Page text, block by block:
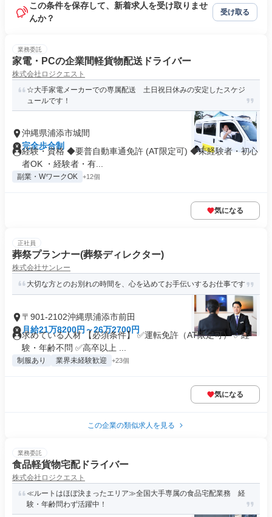
この条件を保存して、新着求人を受け取りませ
んか？
受け取る
業務委託
家電・PCの企業間軽貨物配送ドライバー
株式会社ロジクエスト
☆大手家電メーカーでの専属配送 土日祝日休みの安定したスケジ
ュールです！
沖縄県浦添市城間
完全歩合制
経験・資格 ◆要普自動車通免許 (AT限定可) ◆未経験者・初心
者OK ・経験者・有...
副業・WワークOK +12個
気になる
正社員
葬祭プランナー(葬祭ディレクター)
株式会社サンレー
大切な方とのお別れの時間を、心を込めてお手伝いするお仕事です
〒901-2102沖縄県浦添市前田
月給21万8200円～26万2700円
求めている人材 【必須条件】 ✅運転免許（AT限定可） ✅経
験・年齢不問 ✅高卒以上 ...
制服あり 業界未経験歓迎 +23個
気になる
この企業の類似求人を見る
業務委託
食品軽貨物宅配ドライバー
株式会社ロジクエスト
≪ルートはほぼ決まったエリア≫全国大手専属の食品宅配業務 経
験・年齢問わず活躍中！